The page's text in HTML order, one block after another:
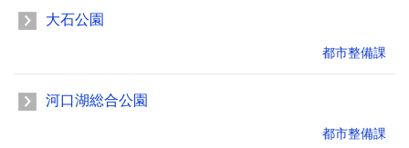
大石公園
都市整備課
河口湖総合公園
都市整備課